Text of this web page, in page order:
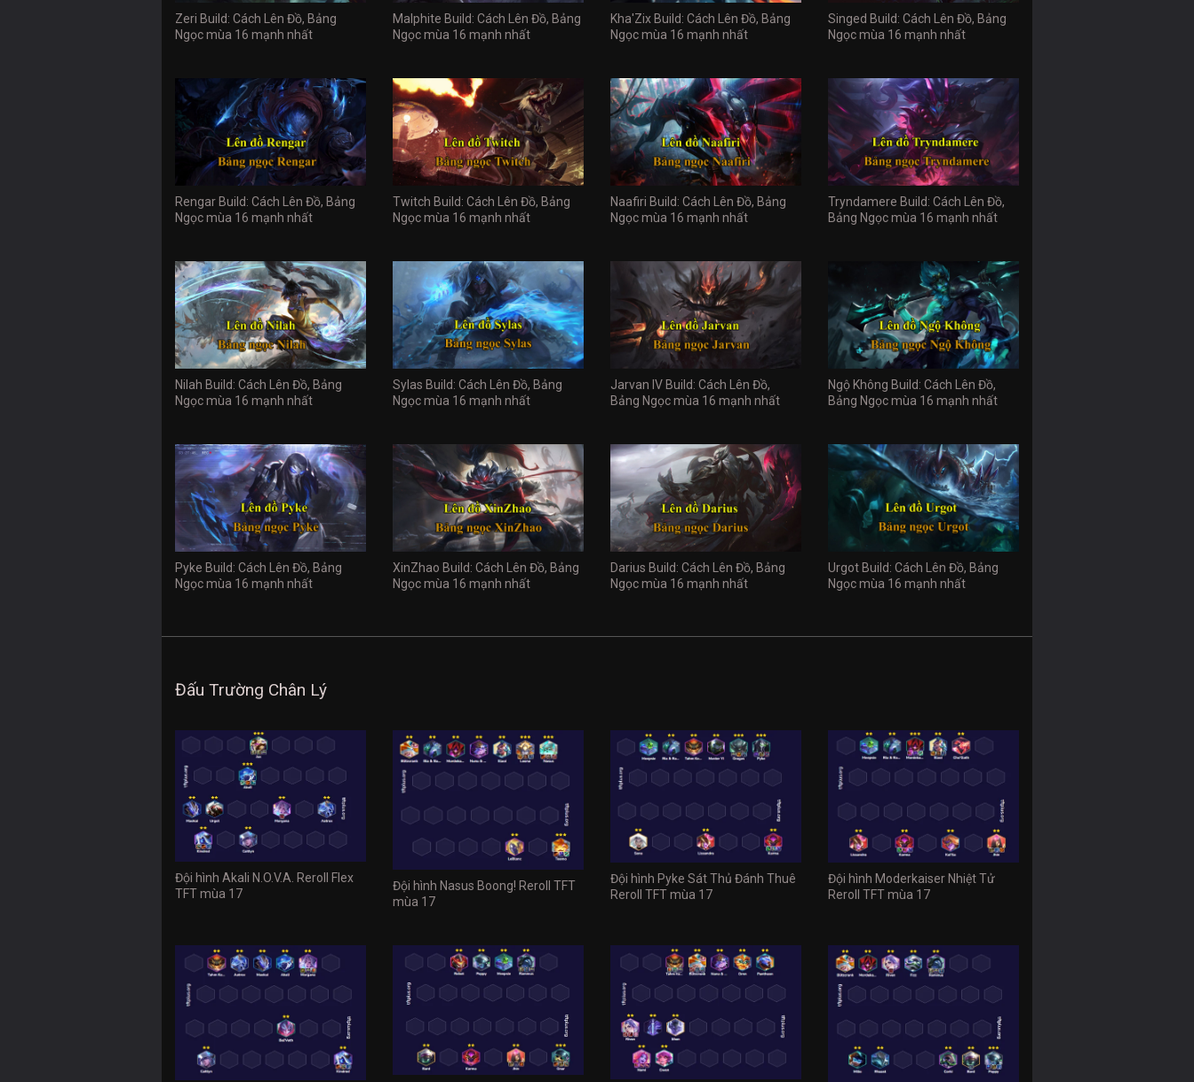
Zeri Build: Cách Lên Đồ, Bảng
Ngọc mùa 16 mạnh nhất
Malphite Build: Cách Lên Đồ, Bảng
Ngọc mùa 16 mạnh nhất
Kha'Zix Build: Cách Lên Đồ, Bảng
Ngọc mùa 16 mạnh nhất
Singed Build: Cách Lên Đồ, Bảng
Ngọc mùa 16 mạnh nhất
Rengar Build: Cách Lên Đồ, Bảng
Ngọc mùa 16 mạnh nhất
Twitch Build: Cách Lên Đồ, Bảng
Ngọc mùa 16 mạnh nhất
Naafiri Build: Cách Lên Đồ, Bảng
Ngọc mùa 16 mạnh nhất
Tryndamere Build: Cách Lên Đồ,
Bảng Ngọc mùa 16 mạnh nhất
Nilah Build: Cách Lên Đồ, Bảng
Ngọc mùa 16 mạnh nhất
Sylas Build: Cách Lên Đồ, Bảng
Ngọc mùa 16 mạnh nhất
Jarvan IV Build: Cách Lên Đồ,
Bảng Ngọc mùa 16 mạnh nhất
Ngộ Không Build: Cách Lên Đồ,
Bảng Ngọc mùa 16 mạnh nhất
Pyke Build: Cách Lên Đồ, Bảng
Ngọc mùa 16 mạnh nhất
XinZhao Build: Cách Lên Đồ, Bảng
Ngọc mùa 16 mạnh nhất
Darius Build: Cách Lên Đồ, Bảng
Ngọc mùa 16 mạnh nhất
Urgot Build: Cách Lên Đồ, Bảng
Ngọc mùa 16 mạnh nhất
Đấu Trường Chân Lý
Đội hình Akali N.O.V.A. Reroll Flex
TFT mùa 17
Đội hình Nasus Boong! Reroll TFT
mùa 17
Đội hình Pyke Sát Thủ Đánh Thuê
Reroll TFT mùa 17
Đội hình Moderkaiser Nhiệt Tử
Reroll TFT mùa 17